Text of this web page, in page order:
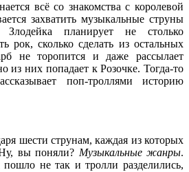
всё со знакомства с королевой
захватить музыкальные струны
планирует не столько
рок, сколько сделать из остальных
не торопится и даже рассылает
из них попадает к Розочке. Тогда-то
поп-троллями историю
шести струнам, каждая из которых
вы поняли? Музыкальные жанры.
пошло не так и тролли разделились,